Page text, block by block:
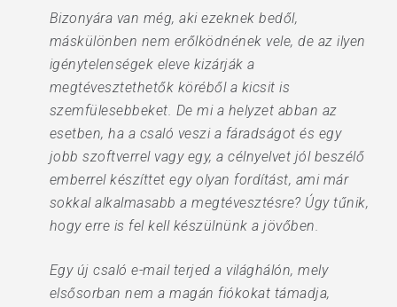
Bizonyára van még, aki ezeknek bedől,
máskülönben nem erőlködnének vele, de az ilyen
igénytelenségek eleve kizárják a
megtévesztethetők köréből a kicsit is
szemfülesebbeket. De mi a helyzet abban az
esetben, ha a csaló veszi a fáradságot és egy
jobb szoftverrel vagy egy, a célnyelvet jól beszélő
emberrel készíttet egy olyan fordítást, ami már
sokkal alkalmasabb a megtévesztésre? Úgy tűnik,
hogy erre is fel kell készülnünk a jövőben.
Egy új csaló e-mail terjed a világhálón, mely
elsősorban nem a magán fiókokat támadja,